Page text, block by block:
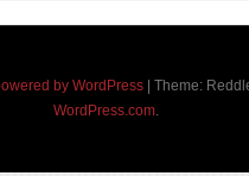
by WordPress
Theme:
WordPress.com.